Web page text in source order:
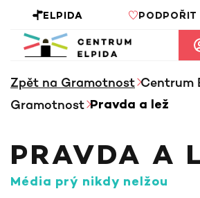
ELPIDA PODPOŘIT
Zpět na Gramotnost Centrum
Gramotnost Pravda a lež
PRAVDA A
Média prý nikdy nelžou